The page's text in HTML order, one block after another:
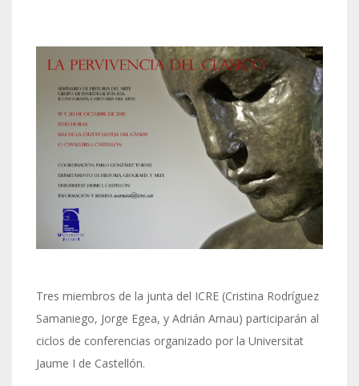
Tres miembros de la junta del ICRE (Cristina Rodríguez
Samaniego, Jorge Egea, y Adrián Arnau) participarán al
ciclos de conferencias organizado por la Universitat
Jaume I de Castellón.